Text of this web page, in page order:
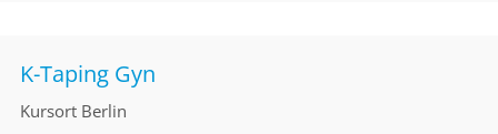
K-Taping Gyn
Kursort Berlin